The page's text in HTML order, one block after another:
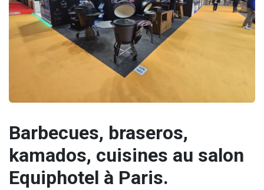
Barbecues, braseros,
kamados, cuisines au salon
Equiphotel à Paris.